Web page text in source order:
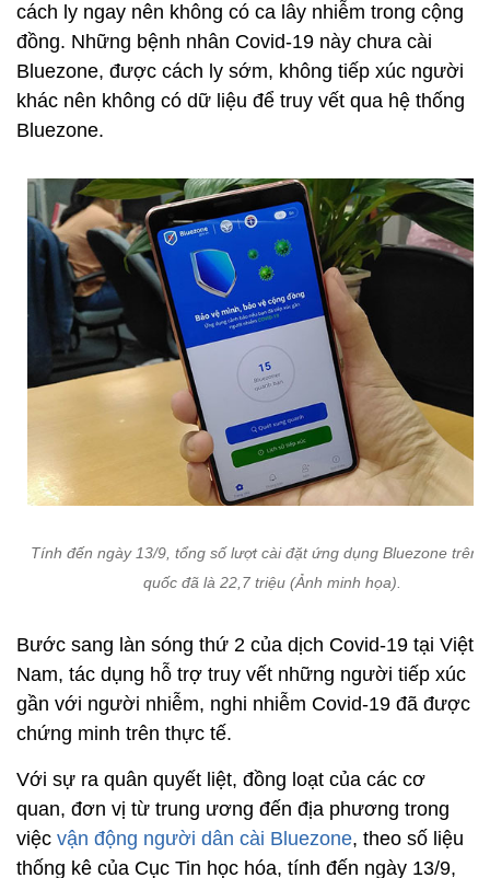
cách ly ngay nên không có ca lây nhiễm trong cộng
đồng. Những bệnh nhân Covid-19 này chưa cài
Bluezone, được cách ly sớm, không tiếp xúc người
khác nên không có dữ liệu để truy vết qua hệ thống
Bluezone.
Tính đến ngày 13/9, tổng số lượt cài đặt ứng dụng Bluezone trên
quốc đã là 22,7 triệu (Ảnh minh họa).
Bước sang làn sóng thứ 2 của dịch Covid-19 tại Việt
Nam, tác dụng hỗ trợ truy vết những người tiếp xúc
gần với người nhiễm, nghi nhiễm Covid-19 đã được
chứng minh trên thực tế.
Với sự ra quân quyết liệt, đồng loạt của các cơ
quan, đơn vị từ trung ương đến địa phương trong
việc vận động người dân cài Bluezone, theo số liệu
thống kê của Cục Tin học hóa, tính đến ngày 13/9,